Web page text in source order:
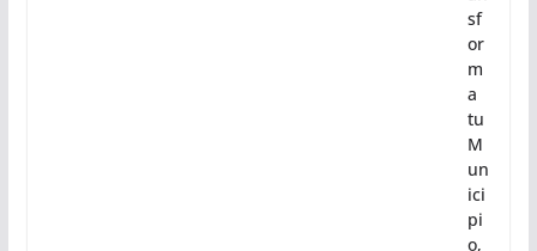
sf
or
m
a
tu
M
un
ici
pi
o,